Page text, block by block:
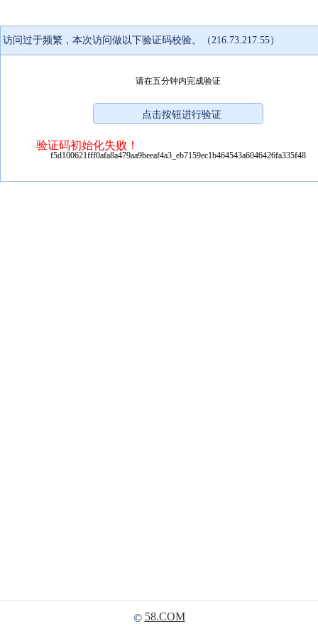
访问过于频繁，本次访问做以下验证码校验。（216.73.217.55）
请在五分钟内完成验证
验证码初始化失败！
f5d100621fff0afa8a479aa9beeaf4a3_eb7159ec1b464543a6046426fa335f48
© 58.COM